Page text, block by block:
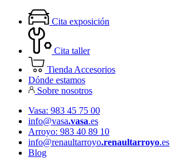
Cita exposición
Cita taller
Tienda Accesorios
Dónde estamos
Sobre nosotros
Vasa: 983 45 75 00
info@vasa.vasa.es
Arroyo: 983 40 89 10
info@renaultarroyo.renaultarroyo.es
Blog